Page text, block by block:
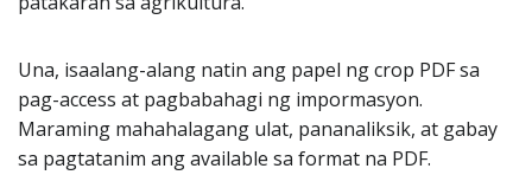
Una, isaalang-alang natin ang papel ng crop PDF sa
pag-access at pagbabahagi ng impormasyon.
Maraming mahahalagang ulat, pananaliksik, at gabay
sa pagtatanim ang available sa format na PDF.